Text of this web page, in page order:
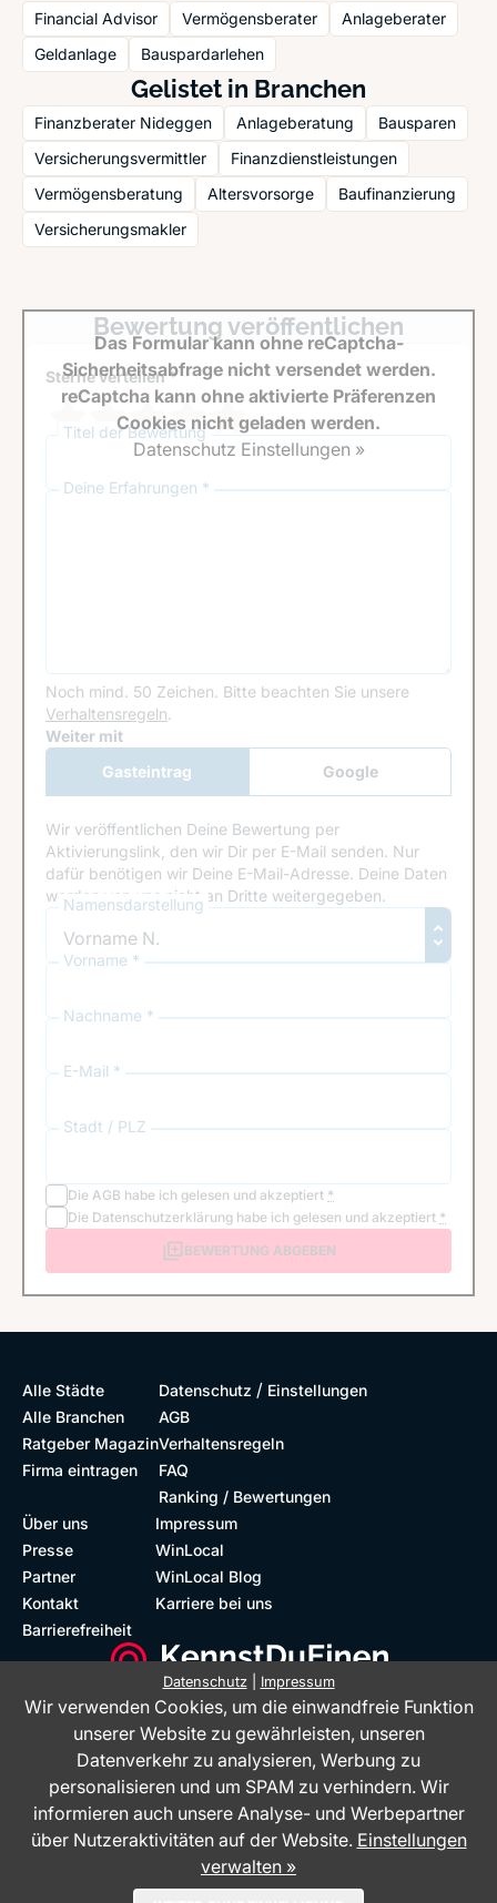
Financial Advisor Vermögensberater
Anlageberater
Geldanlage
Bauspardarlehen
Gelistet in Branchen
Finanzberater Nideggen Anlageberatung
Bausparen
Versicherungsvermittler
Finanzdienstleistungen
Vermögensberatung
Altersvorsorge
Baufinanzierung
Versicherungsmakler
Bewertung veröffentlichen
Sterne verteilen *
Titel der Bewertung
Deine Erfahrungen *
Noch mind. 50 Zeichen. Bitte beachten Sie unsere
Verhaltensregeln.
Google Recaptcha
Weiter mit
Gasteintrag
Google
Anmeldung
Wir veröffentlichen Deine Bewertung per
Aktivierungslink, den wir Dir per E-Mail senden. Nur
dafür benötigen wir Deine E-Mail-Adresse. Deine Daten
werden von uns nicht an Dritte weitergegeben.
Namensdarstellung
Vorname *
Nachname *
E-Mail *
Stadt / PLZ
Die AGB habe ich gelesen und akzeptiert *
Die Datenschutzerklärung habe ich gelesen und akzeptiert *
BEWERTUNG ABGEBEN
Das Formular kann ohne reCaptcha-
Sicherheitsabfrage nicht versendet werden.
reCaptcha kann ohne aktivierte Präferenzen
Cookies nicht geladen werden.
Datenschutz Einstellungen »
Alle Städte
Alle Branchen
Ratgeber Magazin
Firma eintragen
Datenschutz / Einstellungen
AGB
Verhaltensregeln
FAQ
Ranking / Bewertungen
Über uns
Presse
Partner
Kontakt
Barrierefreiheit
Impressum
WinLocal
WinLocal Blog
Karriere bei uns
Datenschutz| Impressum
Wir verwenden Cookies, um die einwandfreie Funktion
unserer Website zu gewährleisten, unseren
Datenverkehr zu analysieren, Werbung zu
personalisieren und um SPAM zu verhindern. Wir
informieren auch unsere Analyse- und Werbepartner
über Nutzeraktivitäten auf der Website. Einstellungen
verwalten »